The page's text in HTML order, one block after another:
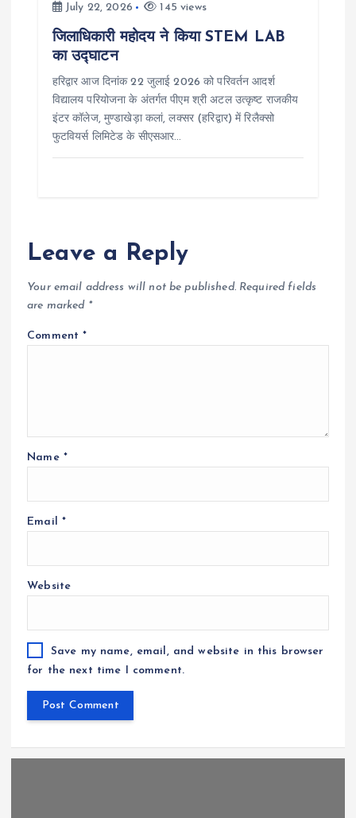
July 22, 2026
145 views
जिलाधिकारी महोदय ने किया STEM LAB
का उद्घाटन
हरिद्वार आज दिनांक 22 जुलाई 2026 को परिवर्तन आदर्श
विद्यालय परियोजना के अंतर्गत पीएम श्री अटल उत्कृष्ट राजकीय
इंटर कॉलेज, मुण्डाखेड़ा कलां, लक्सर (हरिद्वार) में रिलैक्सो
फुटवियर्स लिमिटेड के सीएसआर…
Leave a Reply
Your email address will not be published. Required fields
are marked *
Comment*
Name *
Email *
Website
Save my name, email, and website in this browser
for the next time I comment.